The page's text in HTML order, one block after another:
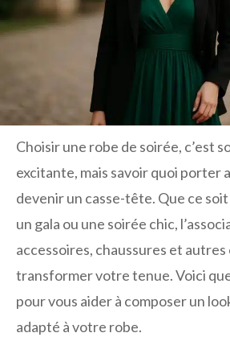
Choisir une robe de soirée, c’est
excitante, mais savoir quoi porter
devenir un casse-tête. Que ce
un gala ou une soirée chic,
accessoires, chaussures et
transformer votre tenue. Voici
pour vous aider à composer un
adapté à votre robe.